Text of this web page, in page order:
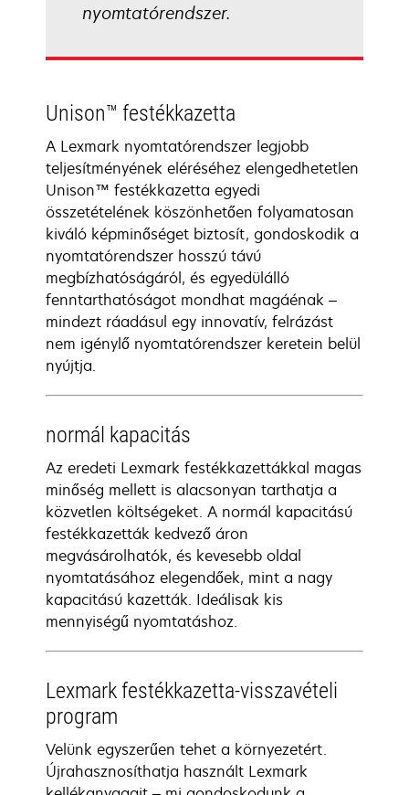
nyomtatórendszer.
Unison™ festékkazetta
A Lexmark nyomtatórendszer legjobb
teljesítményének eléréséhez elengedhetetlen
Unison™ festékkazetta egyedi
összetételének köszönhetően folyamatosan
kiváló képminőséget biztosít, gondoskodik a
nyomtatórendszer hosszú távú
megbízhatóságáról, és egyedülálló
fenntarthatóságot mondhat magáénak –
mindezt ráadásul egy innovatív, felrázást
nem igénylő nyomtatórendszer keretein belül
nyújtja.
normál kapacitás
Az eredeti Lexmark festékkazettákkal magas
minőség mellett is alacsonyan tarthatja a
közvetlen költségeket. A normál kapacitású
festékkazetták kedvező áron
megvásárolhatók, és kevesebb oldal
nyomtatásához elegendőek, mint a nagy
kapacitású kazetták. Ideálisak kis
mennyiségű nyomtatáshoz.
Lexmark festékkazetta-visszavételi
program
Velünk egyszerűen tehet a környezetért.
Újrahasznosíthatja használt Lexmark